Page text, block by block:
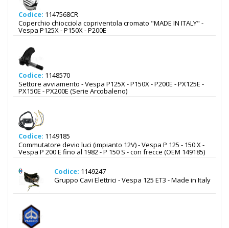
Codice: 1147568CR
Coperchio chiocciola copriventola cromato "MADE IN ITALY" -
Vespa P125X - P150X - P200E
Codice: 1148570
Settore avviamento - Vespa P125X - P150X - P200E - PX125E -
PX150E - PX200E (Serie Arcobaleno)
Codice: 1149185
Commutatore devio luci (impianto 12V) - Vespa P 125 - 150 X -
Vespa P 200 E fino al 1982 - P 150 S - con frecce (OEM 149185)
Codice: 1149247
Gruppo Cavi Elettrici - Vespa 125 ET3 - Made in Italy